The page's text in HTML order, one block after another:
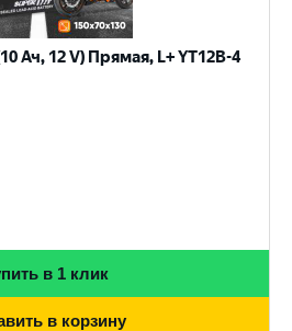
Ач, 12 V) Прямая, L+ YT12B-4
в 1 клик
в корзину